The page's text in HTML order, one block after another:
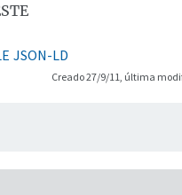
JSON-LD
Creado 27/9/11, última